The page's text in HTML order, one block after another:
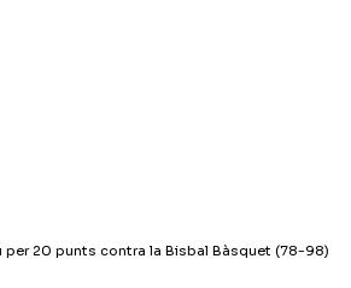
per 20 punts contra la Bisbal Bàsquet (78-98)